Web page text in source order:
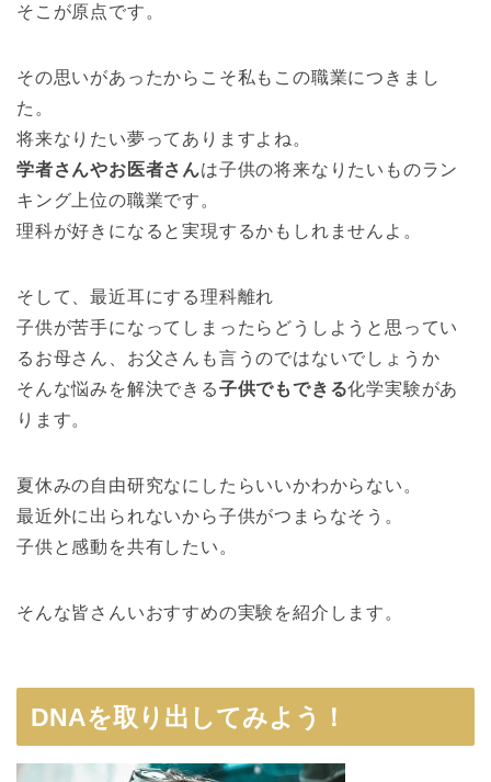
そこが原点です。
その思いがあったからこそ私もこの職業につきまし
た。
将来なりたい夢ってありますよね。
学者さんやお医者さんは子供の将来なりたいものラン
キング上位の職業です。
理科が好きになると実現するかもしれませんよ。
そして、最近耳にする理科離れ
子供が苦手になってしまったらどうしようと思ってい
るお母さん、お父さんも言うのではないでしょうか
そんな悩みを解決できる子供でもできる化学実験があ
ります。
夏休みの自由研究なにしたらいいかわからない。
最近外に出られないから子供がつまらなそう。
子供と感動を共有したい。
そんな皆さんいおすすめの実験を紹介します。
DNAを取り出してみよう！